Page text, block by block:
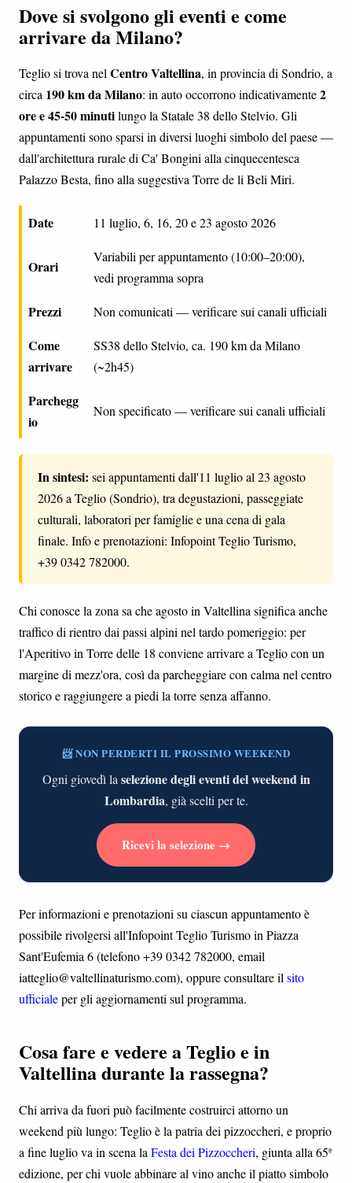
Dove si svolgono gli eventi e come
arrivare da Milano?
Teglio si trova nelCentro Valtellina, in provincia di Sondrio, a
circa 190 km da Milano: in auto occorrono indicativamente2
ore e 45-50 minutilungo la Statale 38 dello Stelvio. Gli
appuntamenti sono sparsi in diversi luoghi simbolo del paese —
dall'architettura rurale di Ca' Bongini alla cinquecentesca
Palazzo Besta, fino alla suggestiva Torre de li Beli Miri.
Date 11 luglio, 6, 16, 20 e 23 agosto 2026
Orari
Variabili per appuntamento (10:00–20:00),
vedi programma sopra
Prezzi Non comunicati — verificare sui canali ufficiali
Come
arrivare
SS38 dello Stelvio, ca. 190 km da Milano
(~2h45)
Parchegg
io
Non specificato — verificare sui canali ufficiali
In sintesi: sei appuntamenti dall'11 luglio al 23 agosto
2026 a Teglio (Sondrio), tra degustazioni, passeggiate
culturali, laboratori per famiglie e una cena di gala
finale. Info e prenotazioni: Infopoint Teglio Turismo,
+39 0342 782000.
Chi conosce la zona sa che agosto in Valtellina significa anche
traffico di rientro dai passi alpini nel tardo pomeriggio: per
l'Aperitivo in Torre delle 18 conviene arrivare a Teglio con un
margine di mezz'ora, così da parcheggiare con calma nel centro
storico e raggiungere a piedi la torre senza affanno.
📨 NON PERDERTI IL PROSSIMO WEEKEND
Ogni giovedì laselezione degli eventi del weekend in
Lombardia, già scelti per te.
Ricevi la selezione →
Per informazioni e prenotazioni su ciascun appuntamento è
possibile rivolgersi all'Infopoint Teglio Turismo in Piazza
Sant'Eufemia 6 (telefono +39 0342 782000, email
iatteglio@valtellinaturismo.com), oppure consultare ilsito
ufficialeper gli aggiornamenti sul programma.
Cosa fare e vedere a Teglio e in
Valtellina durante la rassegna?
Chi arriva da fuori può facilmente costruirci attorno un
weekend più lungo: Teglio è la patria dei pizzoccheri, e proprio
a fine luglio va in scena laFesta dei Pizzoccheri, giunta alla 65ª
edizione, per chi vuole abbinare al vino anche il piatto simbolo